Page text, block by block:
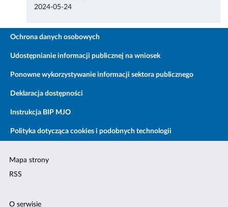
2024-05-24
Ochrona danych osobowych
Udostępnianie informacji publicznej na wniosek
Ponowne wykorzystywanie informacji sektora publicznego
Deklaracja dostępności
Instrukcja BIP MJO
Polityka dotycząca cookies i podobnych technologii
Mapa strony
RSS
O serwisie